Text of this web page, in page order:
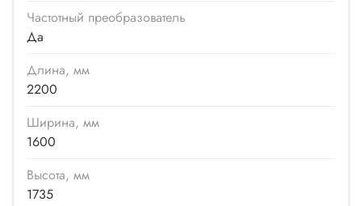
Частотный преобразователь
Да
Длина, мм
2200
Ширина, мм
1600
Высота, мм
1735